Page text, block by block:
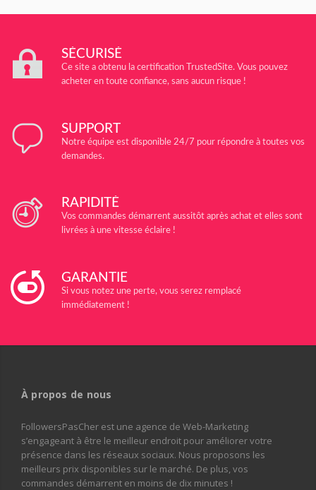
SÉCURISÉ
Ce site a obtenu la certification TrustedSite. Vous pouvez
acheter en toute confiance, sans aucun risque !
SUPPORT
Notre équipe est disponible 24/7 pour répondre à toutes vos
demandes.
RAPIDITÉ
Vos commandes démarrent aussitôt après achat et elles sont
livrées à une vitesse éclaire !
GARANTIE
Si vous notez une perte, vous serez remplacé
immédiatement !
À propos de nous
FollowersPasCher est une agence de Web-Marketing
s’engageant à être le meilleur endroit pour améliorer votre
présence dans les réseaux sociaux. Nous proposons les
meilleurs prix disponibles sur le marché. De plus, vos
commandes démarrent en moins de dix minutes !